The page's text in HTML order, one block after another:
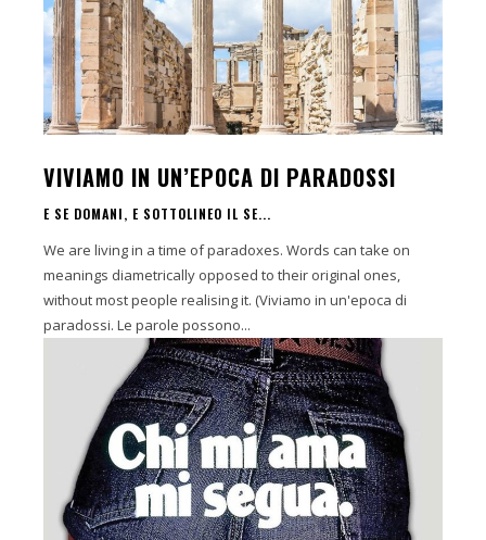
VIVIAMO IN UN’EPOCA DI PARADOSSI
E SE DOMANI, E SOTTOLINEO IL SE...
We are living in a time of paradoxes. Words can take on
meanings diametrically opposed to their original ones,
without most people realising it. (Viviamo in un'epoca di
paradossi. Le parole possono...